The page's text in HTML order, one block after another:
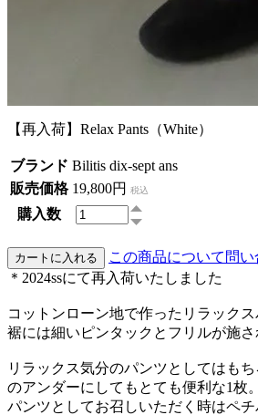
【再入荷】Relax Pants（White）
ブランド Bilitis dix-sept ans
販売価格 19,800円 税込
購入数
この商品について問い
＊2024ssにて再入荷いたしました
コットンローン地で作ったリラックス
裾には細いピンタックとフリルが施さ
リラックス気分のパンツとしてはも
のアンダーにしてもとても便利な1枚。
パンツとしてお召しいただく時はペ